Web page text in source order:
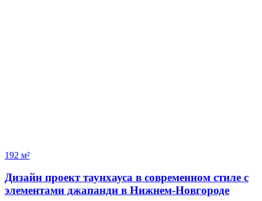
192 м²
Дизайн проект таунхауса в современном стиле с
элементами джапанди в Нижнем-Новгороде